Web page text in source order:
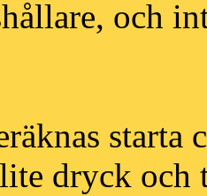
och
starta
dryck